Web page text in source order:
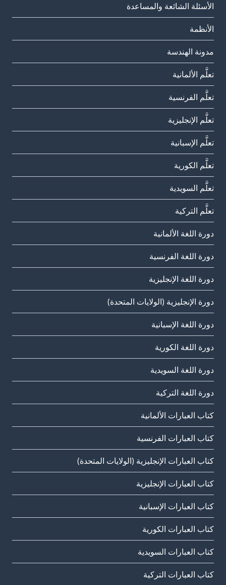
الأسئلة الشائعة والمساعدة
الأنظمة
مدونة الهندسة
تعلَّم الألمانية
تعلَّم الفرنسية
تعلَّم الإنجليزية
تعلَّم الإسبانية
تعلَّم الكورية
تعلَّم السويدية
تعلَّم التركية
دورة اللغة الألمانية
دورة اللغة الفرنسية
دورة اللغة الإنجليزية
دورة الإنجليزية (الولايات المتحدة)
دورة اللغة الإسبانية
دورة اللغة الكورية
دورة اللغة السويدية
دورة اللغة التركية
كتاب العبارات الألمانية
كتاب العبارات الفرنسية
كتاب العبارات الإنجليزية (الولايات المتحدة)
كتاب العبارات الإنجليزية
كتاب العبارات الإسبانية
كتاب العبارات الكورية
كتاب العبارات السويدية
كتاب العبارات التركية